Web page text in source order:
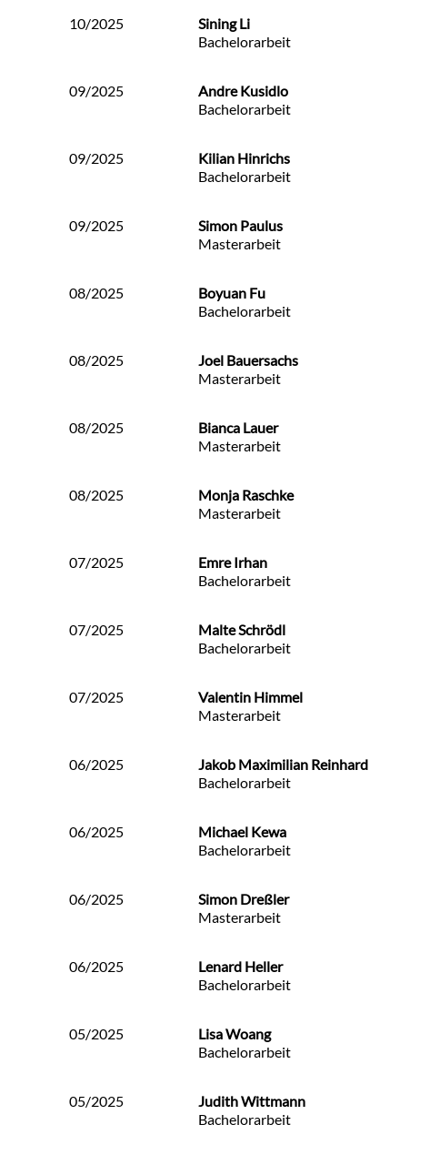
10/2025
Sining Li
Bachelorarbeit
09/2025
Andre Kusidlo
Bachelorarbeit
09/2025
Kilian Hinrichs
Bachelorarbeit
09/2025
Simon Paulus
Masterarbeit
08/2025
Boyuan Fu
Bachelorarbeit
08/2025
Joel Bauersachs
Masterarbeit
08/2025
Bianca Lauer
Masterarbeit
08/2025
Monja Raschke
Masterarbeit
07/2025
Emre Irhan
Bachelorarbeit
07/2025
Malte Schrödl
Bachelorarbeit
07/2025
Valentin Himmel
Masterarbeit
06/2025
Jakob Maximilian Reinhard
Bachelorarbeit
06/2025
Michael Kewa
Bachelorarbeit
06/2025
Simon Dreßler
Masterarbeit
06/2025
Lenard Heller
Bachelorarbeit
05/2025
Lisa Woang
Bachelorarbeit
05/2025
Judith Wittmann
Bachelorarbeit